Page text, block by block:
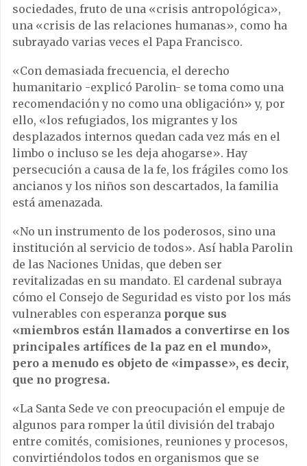
sociedades, fruto de una «crisis antropológica»,
una «crisis de las relaciones humanas», como ha
subrayado varias veces el Papa Francisco.
«Con demasiada frecuencia, el derecho
humanitario -explicó Parolin- se toma como una
recomendación y no como una obligación» y, por
ello, «los refugiados, los migrantes y los
desplazados internos quedan cada vez más en el
limbo o incluso se les deja ahogarse». Hay
persecución a causa de la fe, los frágiles como los
ancianos y los niños son descartados, la familia
está amenazada.
«No un instrumento de los poderosos, sino una
institución al servicio de todos». Así habla Parolin
de las Naciones Unidas, que deben ser
revitalizadas en su mandato. El cardenal subraya
cómo el Consejo de Seguridad es visto por los más
vulnerables con esperanza porque sus
«miembros están llamados a convertirse en los
principales artífices de la paz en el mundo»,
pero a menudo es objeto de «impasse», es decir,
que no progresa.
«La Santa Sede ve con preocupación el empuje de
algunos para romper la útil división del trabajo
entre comités, comisiones, reuniones y procesos,
convirtiéndolos todos en organismos que se